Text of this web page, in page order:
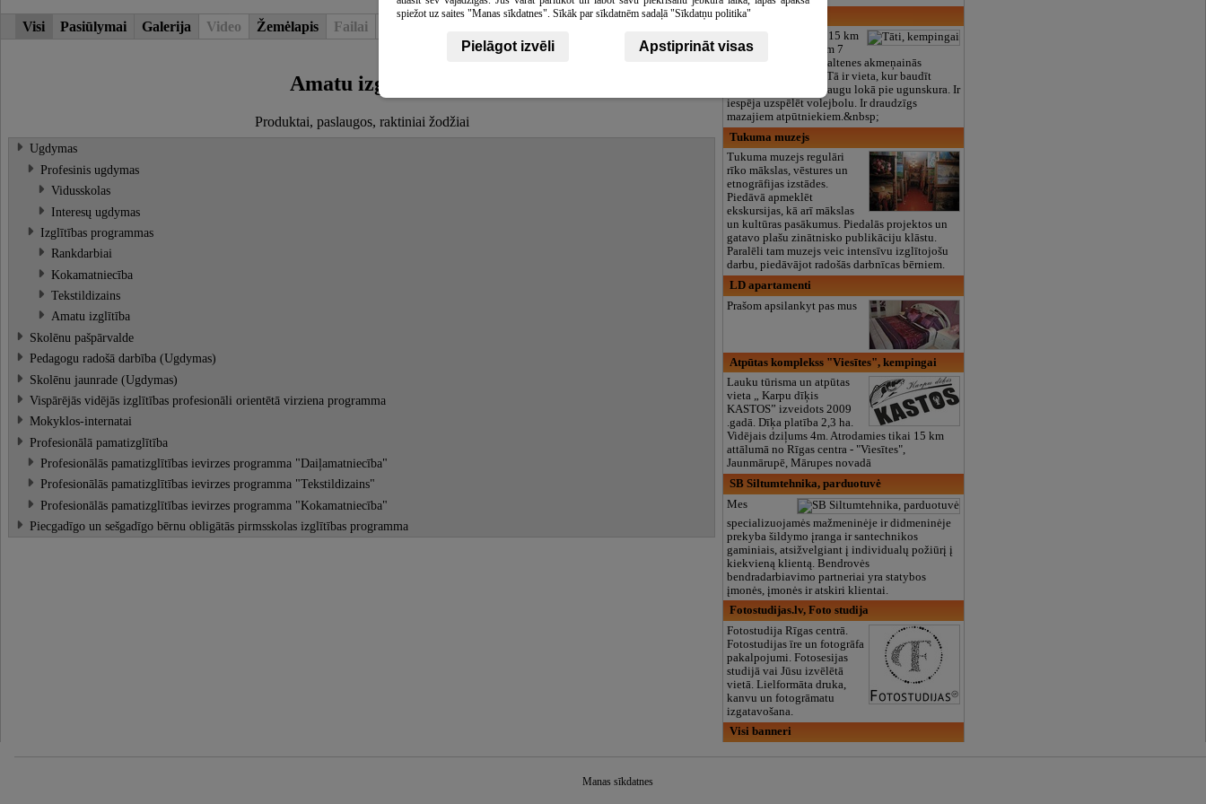
Visi Pasiūlymai Galerija Video Žemėlapis Failai
Amatu izglītība
Produktai, paslaugos, raktiniai žodžiai
Ugdymas
Profesinis ugdymas
Vidusskolas
Interesų ugdymas
Izglītības programmas
Rankdarbiai
Kokamatniecība
Tekstildizains
Amatu izglītība
Skolēnu pašpārvalde
Pedagogu radošā darbība (Ugdymas)
Skolēnu jaunrade (Ugdymas)
Vispārējās vidējās izglītības profesionāli orientētā virziena programma
Mokyklos-internatai
Profesionālā pamatizglītība
Profesionālās pamatizglītības ievirzes programma "Daiļamatniecība"
Profesionālās pamatizglītības ievirzes programma "Tekstildizains"
Profesionālās pamatizglītības ievirzes programma "Kokamatniecība"
Piecgadīgo un sešgadīgo bērnu obligātās pirmsskolas izglītības programma
Tāti, kempingai
Kempings „Tāti” ir 115 km
no Rīgas, un apmēram 7
minūšu gājienā no Kaltenes akmeņainās
jūrmalas pludmales. Tā ir vieta, kur baudīt
klusumā, būt savu draugu lokā pie ugunskura. Ir
iespēja uzspēlēt volejbolu. Ir draudzīgs
mazajiem atpūtniekiem.&nbsp;
Tukuma muzejs
Tukuma muzejs regulāri
rīko mākslas, vēstures un
etnogrāfijas izstādes.
Piedāvā apmeklēt
ekskursijas, kā arī mākslas
un kultūras pasākumus. Piedalās projektos un
gatavo plašu zinātnisko publikāciju klāstu.
Paralēli tam muzejs veic intensīvu izglītojošu
darbu, piedāvājot radošās darbnīcas bērniem.
LD apartamenti
Prašom apsilankyt pas mus
Atpūtas komplekss "Viesītes", kempingai
Lauku tūrisma un atpūtas
vieta „ Karpu dīķis
KASTOS” izveidots 2009
.gadā. Dīķa platība 2,3 ha.
Vidējais dziļums 4m. Atrodamies tikai 15 km
attālumā no Rīgas centra - "Viesītes",
Jaunmārupē, Mārupes novadā
SB Siltumtehnika, parduotuvė
Mes
specializuojamės mažmeninėje ir didmeninėje
prekyba šildymo įranga ir santechnikos
gaminiais, atsižvelgiant į individualų požiūrį į
kiekvieną klientą. Bendrovės
bendradarbiavimo partneriai yra statybos
įmonės, įmonės ir atskiri klientai.
Fotostudijas.lv, Foto studija
Fotostudija Rīgas centrā.
Fotostudijas īre un fotogrāfa
pakalpojumi. Fotosesijas
studijā vai Jūsu izvēlētā
vietā. Lielformāta druka,
kanvu un fotogrāmatu
izgatavošana.
Visi banneri
spiežot uz saites "Manas sīkdatnes". Sīkāk par sīkdatnēm sadaļā "Sīkdatņu politika"
Pielāgot izvēli Apstiprināt visas
Manas sīkdatnes